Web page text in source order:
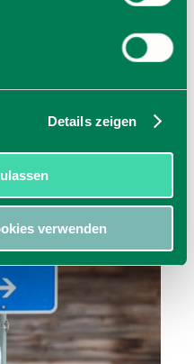
Details zeigen
verwenden